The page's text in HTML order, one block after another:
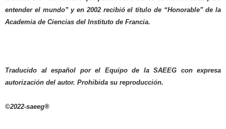
entender el mundo” y en 2002 recibió el título de “Honorable” de la
Academia de Ciencias del Instituto de Francia.
Traducido al español por el Equipo de la SAEEG con expresa
autorización del autor. Prohibida su reproducción.
©2022-saeeg®